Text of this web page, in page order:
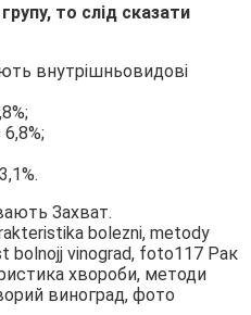
то слід сказати
внутрішньовидові
Захват.